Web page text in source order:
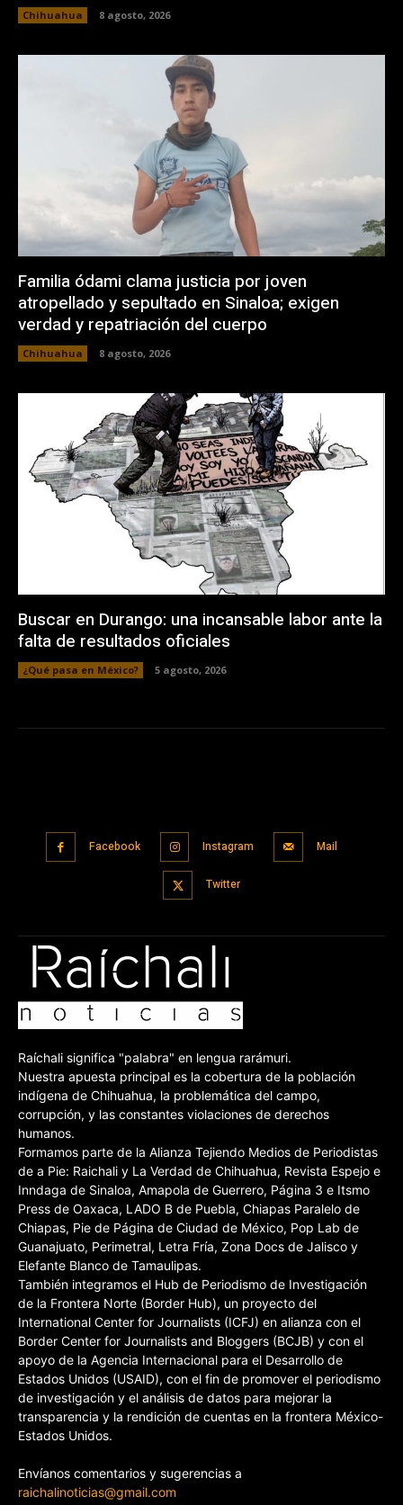
Chihuahua 8 agosto, 2026
Familia ódami clama justicia por joven
atropellado y sepultado en Sinaloa; exigen
verdad y repatriación del cuerpo
Chihuahua 8 agosto, 2026
Buscar en Durango: una incansable labor ante la
falta de resultados oficiales
¿Qué pasa en México? 5 agosto, 2026
Facebook Instagram Mail
Twitter
Raíchali significa "palabra" en lengua rarámuri.
Nuestra apuesta principal es la cobertura de la población
indígena de Chihuahua, la problemática del campo,
corrupción, y las constantes violaciones de derechos
humanos.
Formamos parte de la Alianza Tejiendo Medios de Periodistas
de a Pie: Raichali y La Verdad de Chihuahua, Revista Espejo e
Inndaga de Sinaloa, Amapola de Guerrero, Página 3 e Itsmo
Press de Oaxaca, LADO B de Puebla, Chiapas Paralelo de
Chiapas, Pie de Página de Ciudad de México, Pop Lab de
Guanajuato, Perimetral, Letra Fría, Zona Docs de Jalisco y
Elefante Blanco de Tamaulipas.
También integramos el Hub de Periodismo de Investigación
de la Frontera Norte (Border Hub), un proyecto del
International Center for Journalists (ICFJ) en alianza con el
Border Center for Journalists and Bloggers (BCJB) y con el
apoyo de la Agencia Internacional para el Desarrollo de
Estados Unidos (USAID), con el fin de promover el periodismo
de investigación y el análisis de datos para mejorar la
transparencia y la rendición de cuentas en la frontera México-
Estados Unidos.
Envíanos comentarios y sugerencias a
raichalinoticias@gmail.com